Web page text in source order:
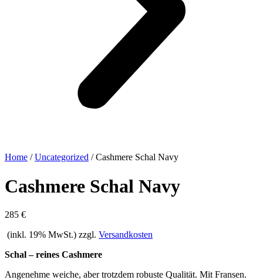
Home /Uncategorized /Cashmere Schal Navy
Cashmere Schal Navy
285 €
(inkl. 19% MwSt.) zzgl. Versandkosten
Schal – reines Cashmere
Angenehme weiche, aber trotzdem robuste Qualität. Mit Fransen.